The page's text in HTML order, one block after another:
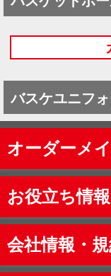
バスケユニフ
オーダーメ
お役立ち情報
会社情報・